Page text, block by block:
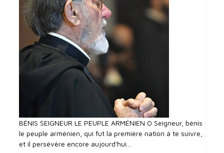
BÉNIS SEIGNEUR LE PEUPLE ARMÉNIEN O Seigneur, bénis
le peuple arménien, qui fut la première nation à te suivre,
et il persévère encore aujourd'hui...